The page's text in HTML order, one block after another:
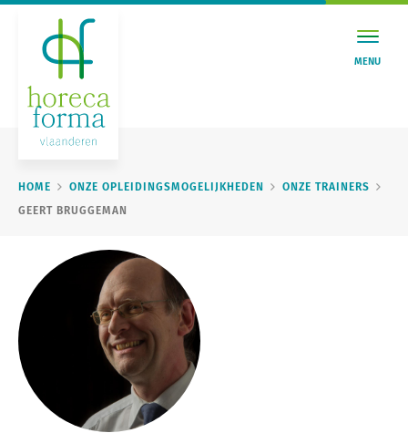
MENU
HOME ONZE OPLEIDINGSMOGELIJKHEDEN
ONZE TRAINERS
GEERT BRUGGEMAN